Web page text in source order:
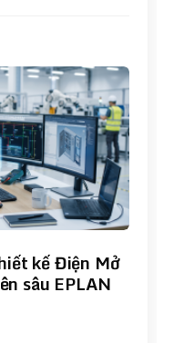
kế Điện Mở
sâu EPLAN